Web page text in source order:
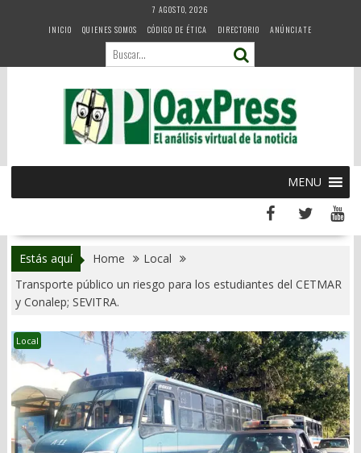
7 AGOSTO, 2026
INICIO
QUIENES SOMOS CÓDIGO DE ÉTICA DIRECTORIO ANÚNCIATE
MENU
Estás aquí Home
Local
Transporte público un riesgo para los estudiantes del CETMAR
y Conalep; SEVITRA.
Local